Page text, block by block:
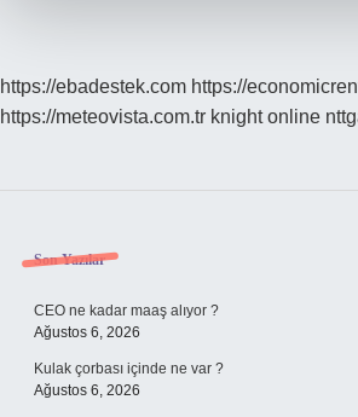
https://ebadestek.com https://
https://meteovista.com.tr knight online
Sidebar
Son Yazılar
CEO ne kadar maaş alıyor ?
Ağustos 6, 2026
Kulak çorbası içinde ne var ?
Ağustos 6, 2026